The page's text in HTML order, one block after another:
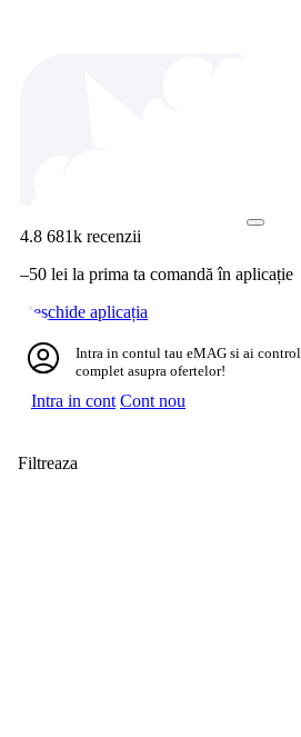
4.8 681k recenzii
–50 lei la prima ta comandă în aplicație
Deschide aplicația
Filtreaza
Intra in contul tau eMAG si ai control
complet asupra ofertelor!
Intra in cont Cont nou